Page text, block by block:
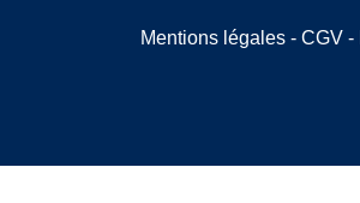
Mentions légales - CGV -